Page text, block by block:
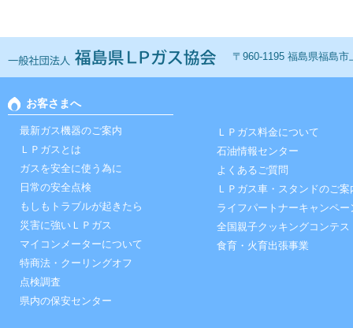
一般社団法人 福島ＬＰ
〒960-1195 福島県福島
お客さまへ
最新ガス機器のご案内
ＬＰガスとは
ガスを安全に使う為に
日常の安全点検
もしもトラブルが起きたら
災害に強いＬＰガス
マイコンメーターについて
特商法・クーリングオフ
点検調査
県内の保安センター
ＬＰガス料金について
石油情報センター
よくあるご質問
ＬＰガス車・スタンドのご案
ライフパートナーキャンペー
全国親子クッキングコンテス
食育・火育出張事業